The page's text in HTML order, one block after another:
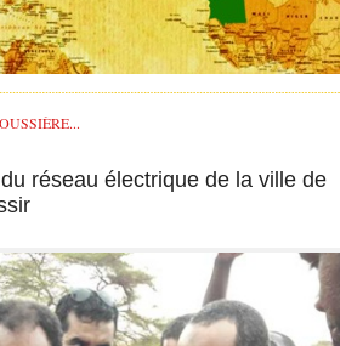
réseau électrique de la ville de